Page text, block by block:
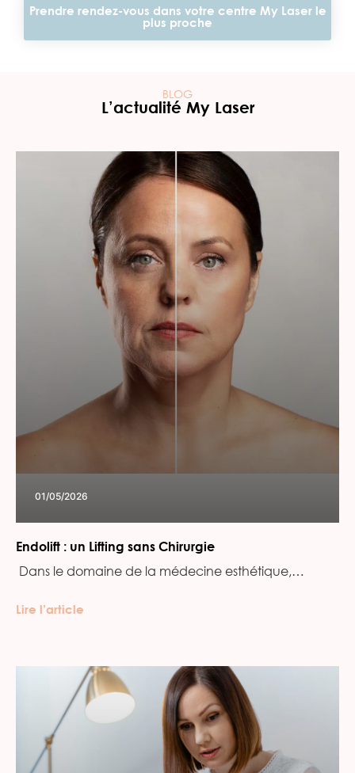
Prendre rendez-vous dans votre centre My Laser le
plus proche
BLOG
L’actualité My Laser
01/05/2026
Endolift : un Lifting sans Chirurgie
‍ Dans le domaine de la médecine esthétique,…
Lire l’article